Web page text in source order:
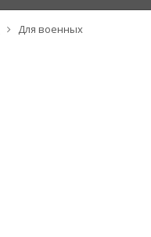
Для военных